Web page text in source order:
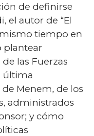
de definirse
el autor de “El
tiempo en
plantear
las Fuerzas
última
Menem, de los
administrados
y cómo